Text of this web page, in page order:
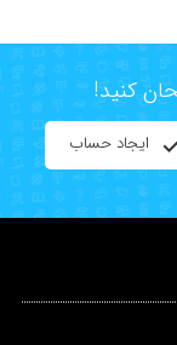
ایجاد حساب